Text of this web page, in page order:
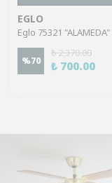
EGLO
%70
₺ 2,370.00
₺ 700.00